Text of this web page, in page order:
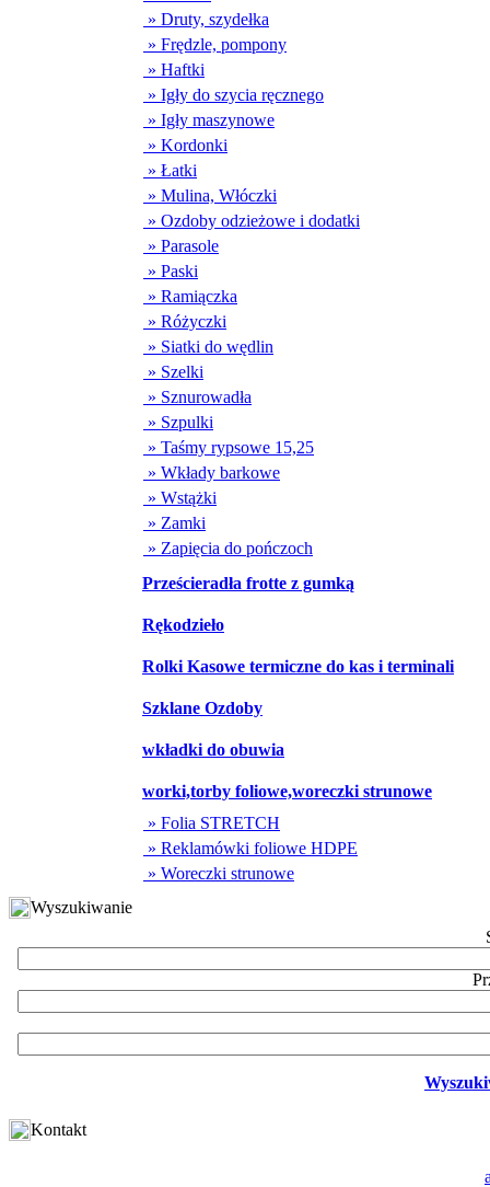
» Druty, szydełka
» Frędzle, pompony
» Haftki
» Igły do szycia ręcznego
» Igły maszynowe
» Kordonki
» Łatki
» Mulina, Włóczki
» Ozdoby odzieżowe i dodatki
» Parasole
» Paski
» Ramiączka
» Różyczki
» Siatki do wędlin
» Szelki
» Sznurowadła
» Szpulki
» Taśmy rypsowe 15,25
» Wkłady barkowe
» Wstążki
» Zamki
» Zapięcia do pończoch
Prześcieradła frotte z gumką
Rękodzieło
Rolki Kasowe termiczne do kas i terminali
Szklane Ozdoby
wkładki do obuwia
worki,torby foliowe,woreczki strunowe
» Folia STRETCH
» Reklamówki foliowe HDPE
» Woreczki strunowe
Wyszukiwanie
Kontakt